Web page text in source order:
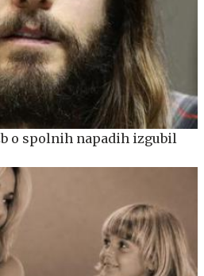
o spolnih napadih izgubil